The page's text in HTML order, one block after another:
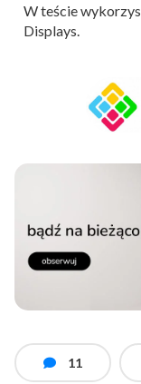
W teście
Displays.
11